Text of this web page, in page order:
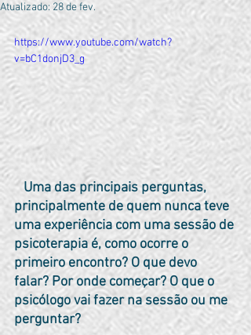
Atualizado: 28 de fev.
https://www.youtube.com/watch?
v=bC1donjD3_g
   Uma das principais perguntas,
principalmente de quem nunca teve
uma experiência com uma sessão de
psicoterapia é, como ocorre o
primeiro encontro? O que devo
falar? Por onde começar? O que o
psicólogo vai fazer na sessão ou me
perguntar?